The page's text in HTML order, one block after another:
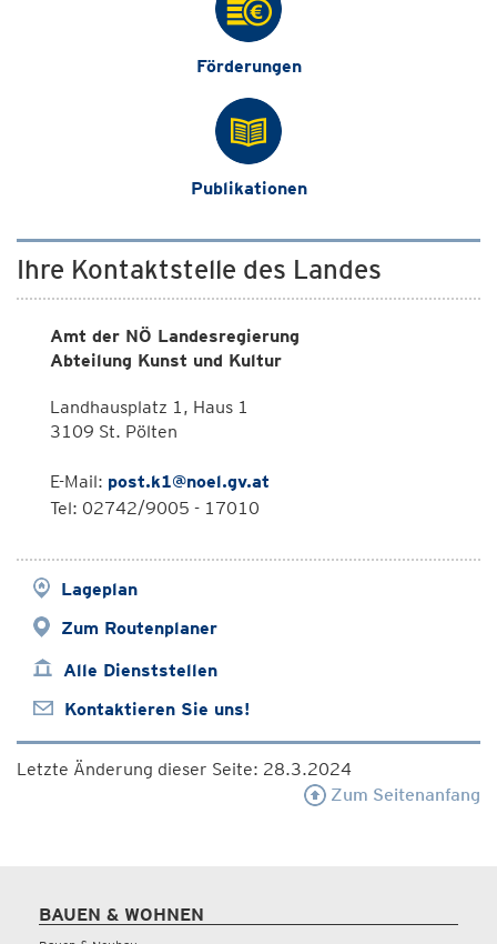
Förderungen
Publikationen
Ihre Kontaktstelle des Landes
Amt der NÖ Landesregierung
Abteilung Kunst und Kultur
Landhausplatz 1, Haus 1
3109 St. Pölten
E-Mail: post.k1@noel.gv.at
Tel: 02742/9005 - 17010
Lageplan
Zum Routenplaner
Alle Dienststellen
Kontaktieren Sie uns!
Letzte Änderung dieser Seite: 28.3.2024
Zum Seitenanfang
BAUEN & WOHNEN